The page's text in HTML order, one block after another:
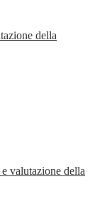
della
valutazione della